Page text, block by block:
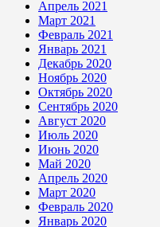
Апрель 2021
Март 2021
Февраль 2021
Январь 2021
Декабрь 2020
Ноябрь 2020
Октябрь 2020
Сентябрь 2020
Август 2020
Июль 2020
Июнь 2020
Май 2020
Апрель 2020
Март 2020
Февраль 2020
Январь 2020